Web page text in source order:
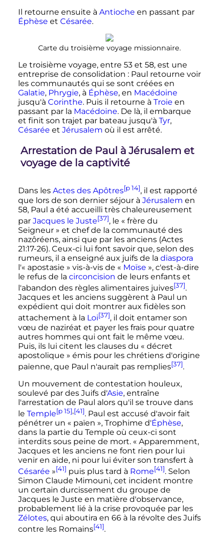
Il retourne ensuite à Antioche en passant par
Éphèse et Césarée.
Carte du troisième voyage missionnaire.
Le troisième voyage, entre 53 et 58, est une
entreprise de consolidation : Paul retourne voir
les communautés qui se sont créées en
Galatie, Phrygie, à Éphèse, en Macédoine
jusqu'à Corinthe. Puis il retourne à Troie en
passant par la Macédoine. De là, il embarque
et finit son trajet par bateau jusqu'à Tyr,
Césarée et Jérusalem où il est arrêté.
Arrestation de Paul à Jérusalem et
voyage de la captivité
Dans les Actes des Apôtres[p 14], il est rapporté
que lors de son dernier séjour à Jérusalem en
58, Paul a été accueilli très chaleureusement
par Jacques le Juste[37], le « frère du
Seigneur » et chef de la communauté des
nazôréens, ainsi que par les anciens (Actes
21:17-26). Ceux-ci lui font savoir que, selon des
rumeurs, il a enseigné aux juifs de la diaspora
l'« apostasie » vis-à-vis de « Moïse », c'est-à-dire
le refus de la circoncision de leurs enfants et
l'abandon des règles alimentaires juives[37].
Jacques et les anciens suggèrent à Paul un
expédient qui doit montrer aux fidèles son
attachement à la Loi[37], il doit entamer son
vœu de naziréat et payer les frais pour quatre
autres hommes qui ont fait le même vœu.
Puis, ils lui citent les clauses du « décret
apostolique » émis pour les chrétiens d'origine
païenne, que Paul n'aurait pas remplies[37].
Un mouvement de contestation houleux,
soulevé par des Juifs d'Asie, entraîne
l'arrestation de Paul alors qu'il se trouve dans
le Temple[p 15],[41]. Paul est accusé d'avoir fait
pénétrer un « païen », Trophime d'Éphèse,
dans la partie du Temple où ceux-ci sont
interdits sous peine de mort. « Apparemment,
Jacques et les anciens ne font rien pour lui
venir en aide, ni pour lui éviter son transfert à
Césarée »[41] puis plus tard à Rome[41]. Selon
Simon Claude Mimouni, cet incident montre
un certain durcissement du groupe de
Jacques le Juste en matière d'observance,
probablement lié à la crise provoquée par les
Zélotes, qui aboutira en 66 à la révolte des Juifs
contre les Romains[41].